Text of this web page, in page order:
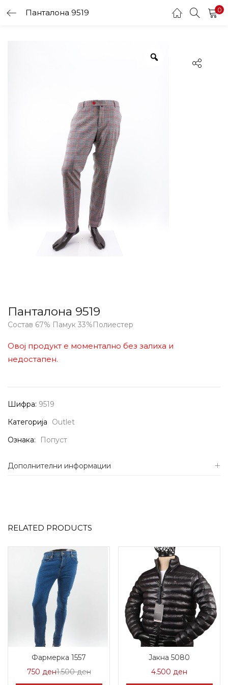
Панталона 9519 0
Панталона 9519
Состав 67% Памук 33%Полиестер
Овој продукт е моментално без залиха и
недостапен.
Шифра: 9519
Категорија
Outlet
Ознака:
Попуст
Дополнителни информации
RELATED PRODUCTS
Фармерка 1557
750 денЦена
1.500денНормална
Јакна 5080
4.500 ден
LOGIN
Enter your username and password to login.
Remember me
Login
Lost password?